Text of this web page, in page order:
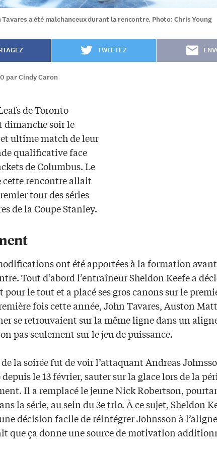
a été malchanceux durant la rencontre. Photo: Chris Young
TWEETEZ
par Cindy Caron
de Toronto
soir le
ultime match de leur
qualificative face
de Columbus. Le
cette rencontre allait
tour des séries
de la Coupe Stanley.
ont été apportées à la formation
Tout d’abord l’entraîneur Sheldon Keefe a
pour le tout et a placé ses gros canons sur le
fois cette année, John Tavares, Auston
se retrouvaient sur la même ligne dans un
pas seulement sur le jeu de puissance.
la soirée fut de voir l’attaquant Andreas
le 13 février, sauter sur la glace lors de la
Il a remplacé le jeune Nick Robertson,
la série, au sein du 3e trio. À ce sujet, Sheldon
décision facile de réintégrer Johnsson à
que ça donne une source de motivation